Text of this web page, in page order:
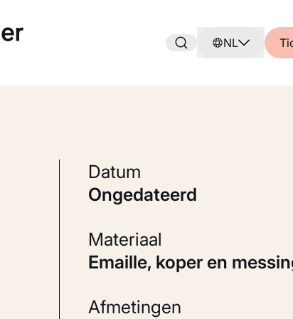
NL
Datum
ongedateerd
Materiaal
Emaille, koper en
Afmetingen